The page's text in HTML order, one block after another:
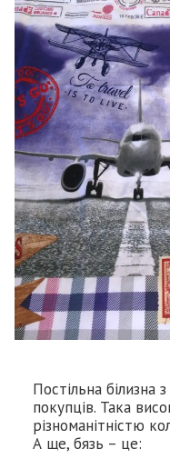
Постільна білизна
покупців. Така
різноманітністю
А ще, бязь – це: